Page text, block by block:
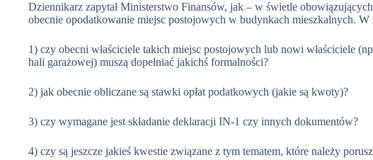
Dziennikarz zapytał Ministerstwo Finansów, jak – w świetle
obecnie opodatkowanie miejsc postojowych w budynkach mieszkalnych.
1) czy obecni właściciele takich miejsc postojowych lub nowi właściciele
hali garażowej) muszą dopełniać jakichś formalności?
2) jak obecnie obliczane są stawki opłat podatkowych (jakie są kwoty)?
3) czy wymagane jest składanie deklaracji IN-1 czy innych dokumentów?
4) czy są jeszcze jakieś kwestie związane z tym tematem, które należy